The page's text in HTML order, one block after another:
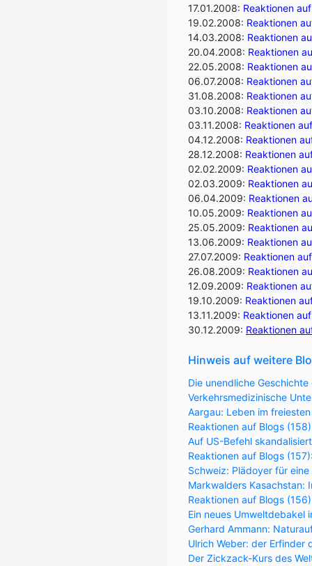
17.01.2008: Reaktionen
19.02.2008: Reaktionen
14.03.2008: Reaktionen
20.04.2008: Reaktionen
22.05.2008: Reaktionen
06.07.2008: Reaktionen
31.08.2008: Reaktionen
03.10.2008: Reaktionen
03.11.2008: Reaktionen
04.12.2008: Reaktionen
28.12.2008: Reaktionen
02.02.2009: Reaktionen
02.03.2009: Reaktionen
06.04.2009: Reaktionen
10.05.2009: Reaktionen
25.05.2009: Reaktionen
13.06.2009: Reaktionen
27.07.2009: Reaktionen
26.08.2009: Reaktionen
12.09.2009: Reaktionen
19.10.2009: Reaktionen
13.11.2009: Reaktionen
30.12.2009: Reaktionen
Hinweis auf weitere
Die unendliche
Verkehrsmedizinische
Aargau: Leben im
Reaktionen auf Blogs
Auf US-Befehl
Reaktionen auf Blogs
Schweiz: Plädoyer für
Markwalders Kasachstan:
Reaktionen auf Blogs
Ein neues Umweltdebakel
Gerhard Ammann:
Ulrich Weber: der Erfinder
Der Zickzack-Kurs des